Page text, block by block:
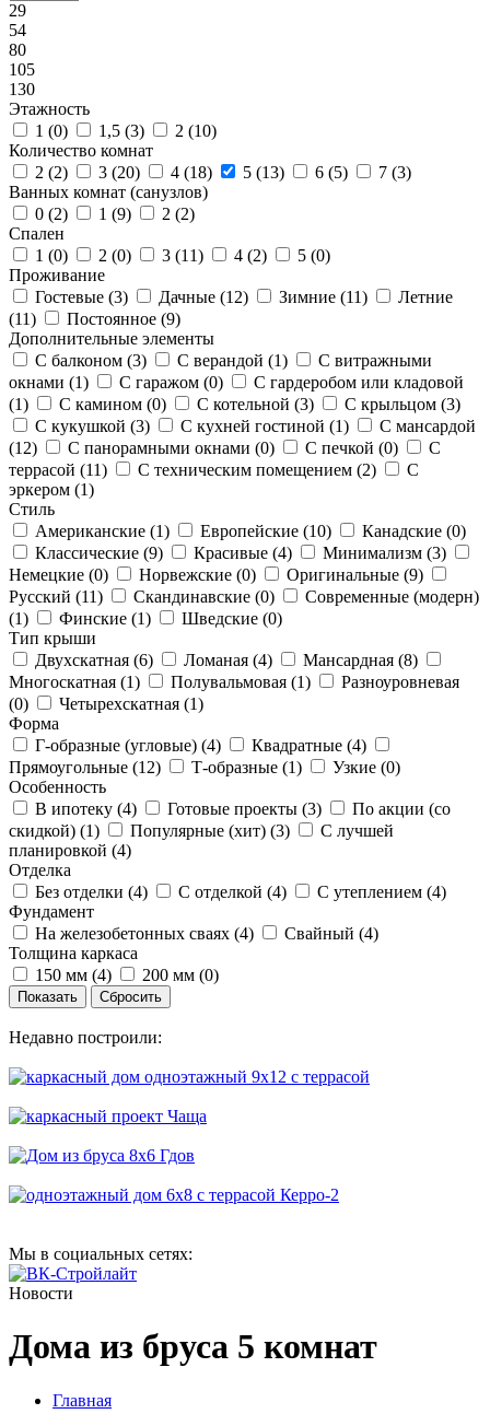
29
54
80
105
130
Этажность
1 (0) 1,5 (3) 2 (10)
Количество комнат
2 (2) 3 (20) 4 (18) 5 (13) 6 (5) 7 (3)
Ванных комнат (санузлов)
0 (2) 1 (9) 2 (2)
Спален
1 (0) 2 (0) 3 (11) 4 (2) 5 (0)
Проживание
Гостевые (3) Дачные (12) Зимние (11)
Летние
(11) Постоянное (9)
Дополнительные элементы
С балконом (3) С верандой (1)
С витражными
окнами (1) С гаражом (0)
С гардеробом или кладовой
(1) С камином (0) С котельной (3) С крыльцом (3)
С кукушкой (3) С кухней гостиной (1)
С мансардой
(12) С панорамными окнами (0) С печкой (0)
С
террасой (11) С техническим помещением (2)
С
эркером (1)
Стиль
Американские (1) Европейские (10) Канадские (0)
Классические (9) Красивые (4) Минимализм (3)
Немецкие (0) Норвежские (0) Оригинальные (9)
Русский (11) Скандинавские (0)
Современные (модерн)
(1) Финские (1) Шведские (0)
Тип крыши
Двухскатная (6) Ломаная (4) Мансардная (8)
Многоскатная (1) Полувальмовая (1)
Разноуровневая
(0) Четырехскатная (1)
Форма
Г-образные (угловые) (4) Квадратные (4)
Прямоугольные (12) Т-образные (1) Узкие (0)
Особенность
В ипотеку (4) Готовые проекты (3)
По акции (со
скидкой) (1) Популярные (хит) (3)
С лучшей
планировкой (4)
Отделка
Без отделки (4) С отделкой (4) С утеплением (4)
Фундамент
На железобетонных сваях (4) Свайный (4)
Толщина каркаса
150 мм (4) 200 мм (0)
Недавно построили:
Мы в социальных сетях:
Новости
Дома из бруса 5 комнат
Главная